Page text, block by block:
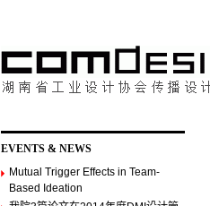
EVENTS & NEWS
Mutual Trigger Effects in Team-
Based Ideation